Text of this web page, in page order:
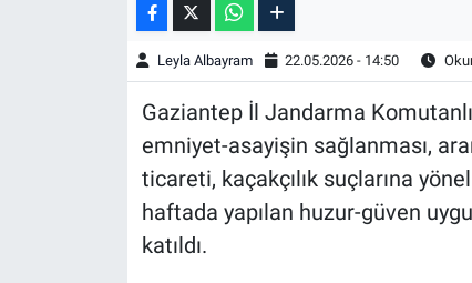
Leyla Albayram 22.05.2026 - 14:50
Gaziantep İl Jandarma
emniyet-asayişin sağlanması,
ticareti, kaçakçılık suçlarına
haftada yapılan huzur-güven
katıldı.